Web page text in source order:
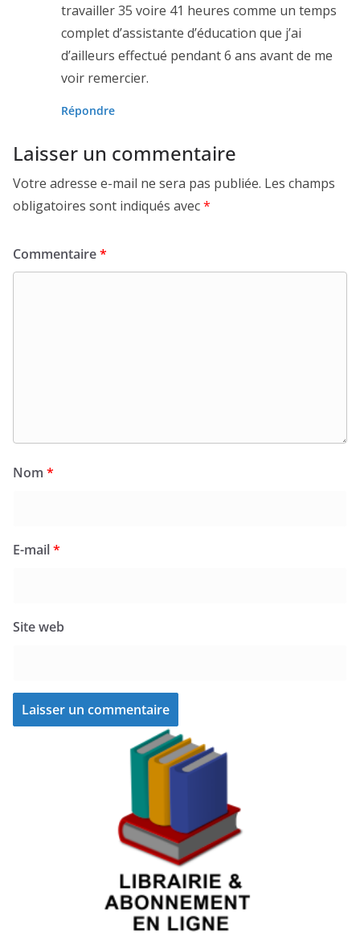
travailler 35 voire 41 heures comme un temps
complet d’assistante d’éducation que j’ai
d’ailleurs effectué pendant 6 ans avant de me
voir remercier.
Répondre
Laisser un commentaire
Votre adresse e-mail ne sera pas publiée. Les champs
obligatoires sont indiqués avec*
Commentaire*
Nom *
E-mail*
Site web